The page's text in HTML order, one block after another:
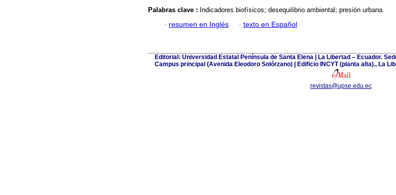
Palabras clave : Indicadores biofísicos; desequilibrio ambiental; presión urbana.
· resumen en Inglés · texto en Español
Editorial: Universidad Estatal Península de Santa Elena | La Libertad – Ecuador.
Campus principal (Avenida Eleodoro Solórzano) | Edificio INCYT (planta alta)., La
revistas@upse.edu.ec